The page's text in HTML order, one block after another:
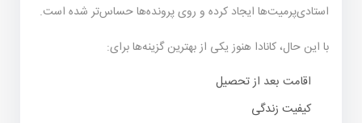
استادی‌پرمیت‌ها ایجاد کرده و روی پرونده‌ها حساس‌تر شده است.
با این حال، کانادا هنوز یکی از بهترین گزینه‌ها برای:
اقامت بعد از تحصیل
کیفیت زندگی